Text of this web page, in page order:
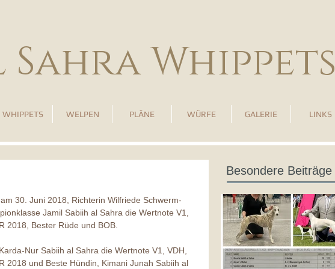
Sahra Whippets
WHIPPETS WELPEN PLÄNE WÜRFE GALERIE LINKS
30. Juni 2018, Richterin Wilfriede Schwerm-
Jamil Sabiih al Sahra die Wertnote V1,
2018, Bester Rüde und BOB.
Nur Sabiih al Sahra die Wertnote V1, VDH,
2018 und Beste Hündin, Kimani Junah Sabiih al
Besondere Beiträge